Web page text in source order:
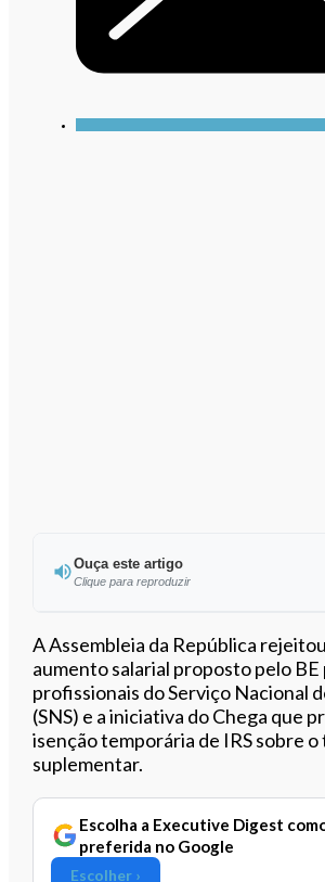
Ouça este artigo
Clique para reproduzir
Ouvir este artigo
A Assembleia da República
aumento salarial proposto pelo BE
profissionais do Serviço Nacional
(SNS) e a iniciativa do Chega que
isenção temporária de IRS sobre
suplementar.
Escolha a Executive Digest
preferida no Google
Escolher ›